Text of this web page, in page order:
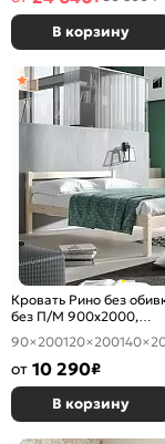
В корзину
Кровать Рино без
без П/М 900x2000,
ортопедическое
изголовье жесткое
90×200120×200
от 10 290₽
В корзину